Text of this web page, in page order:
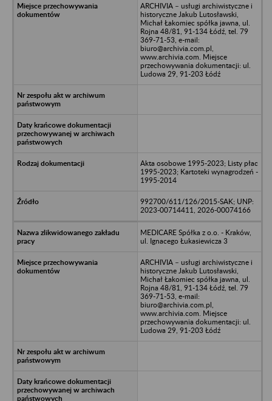
ARCHIVIA – usługi archiwistyczne i
historyczne Jakub Lutosławski,
Michał Łakomiec spółka jawna, ul.
Rojna 48/81, 91-134 Łódź, tel. 79
369-71-53, e-mail:
biuro@archivia.com.pl,
www.archivia.com. Miejsce
przechowywania dokumentacji: ul.
Ludowa 29, 91-203 Łódź
Akta osobowe 1995-2023; Listy płac
1995-2023; Kartoteki wynagrodzeń -
1995-2014
992700/611/126/2015-SAK; UNP:
2023-00714411, 2026-00074166
MEDICARE Spółka z o.o. - Kraków,
ul. Ignacego Łukasiewicza 3
ARCHIVIA – usługi archiwistyczne i
historyczne Jakub Lutosławski,
Michał Łakomiec spółka jawna, ul.
Rojna 48/81, 91-134 Łódź, tel. 79
369-71-53, e-mail:
biuro@archivia.com.pl,
www.archivia.com. Miejsce
przechowywania dokumentacji: ul.
Ludowa 29, 91-203 Łódź